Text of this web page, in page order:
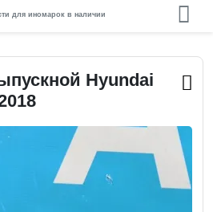
для иномарок в наличии
Hyundai